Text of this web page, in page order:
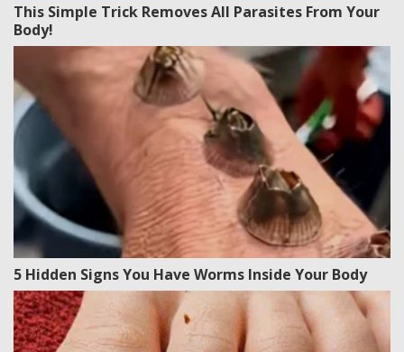
This Simple Trick Removes All Parasites From Your
Body!
5 Hidden Signs You Have Worms Inside Your Body